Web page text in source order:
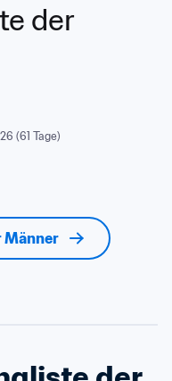
der
(61 Tage)
Männer